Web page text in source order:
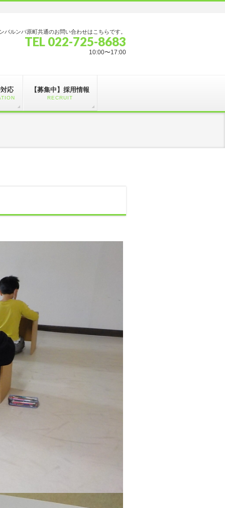
バルンバ原町共通のお問い合わせはこちらです。
TEL 022-725-8683
10:00〜17:00
応 【募集中】採用情報
RECRUIT